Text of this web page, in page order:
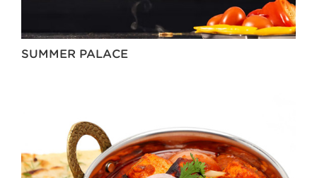
SUMMER PALACE